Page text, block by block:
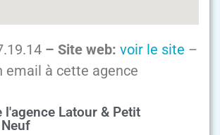
– Site web: voir le site –
email à cette agence
l'agence Latour & Petit